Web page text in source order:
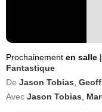
Prochainement en salle |
Fantastique
De Jason Tobias
Avec Jason Tobias